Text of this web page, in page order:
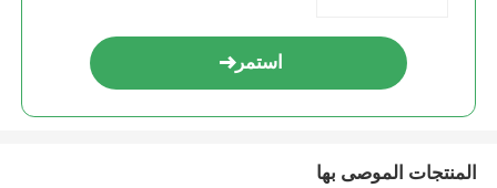
استمر
المنتجات الموصى بها